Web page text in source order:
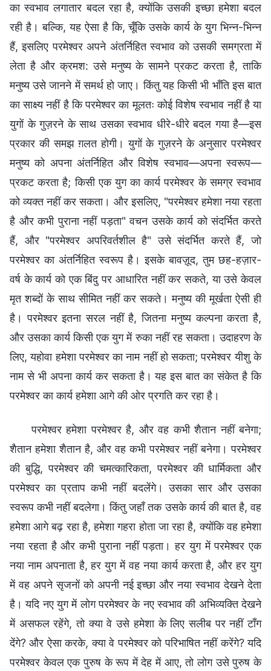
का स्वभाव लगातार बदल रहा है, क्योंकि उसकी इच्छा हमेशा बदल
रही है। बल्कि, यह ऐसा है कि, चूँकि उसके कार्य के युग भिन्न-भिन्न
हैं, इसलिए परमेश्वर अपने अंतर्निहित स्वभाव को उसकी समग्रता में
लेता है और क्रमश: उसे मनुष्य के सामने प्रकट करता है, ताकि
मनुष्य उसे जानने में समर्थ हो जाए। किंतु यह किसी भी भाँति इस बात
का साक्ष्य नहीं है कि परमेश्वर का मूलतः कोई विशेष स्वभाव नहीं है या
युगों के गुज़रने के साथ उसका स्वभाव धीरे-धीरे बदल गया है—इस
प्रकार की समझ ग़लत होगी। युगों के गुज़रने के अनुसार परमेश्वर
मनुष्य को अपना अंतर्निहित और विशेष स्वभाव—अपना स्वरूप—
प्रकट करता है; किसी एक युग का कार्य परमेश्वर के समग्र स्वभाव
को व्यक्त नहीं कर सकता। और इसलिए, "परमेश्वर हमेशा नया रहता
है और कभी पुराना नहीं पड़ता" वचन उसके कार्य को संदर्भित करते
हैं, और "परमेश्वर अपरिवर्तशील है" उसे संदर्भित करते हैं, जो
परमेश्वर का अंतर्निहित स्वरूप है। इसके बावज़ूद, तुम छह-हज़ार-
वर्ष के कार्य को एक बिंदु पर आधारित नहीं कर सकते, या उसे केवल
मृत शब्दों के साथ सीमित नहीं कर सकते। मनुष्य की मूर्खता ऐसी ही
है। परमेश्वर इतना सरल नहीं है, जितना मनुष्य कल्पना करता है,
और उसका कार्य किसी एक युग में रुका नहीं रह सकता। उदाहरण के
लिए, यहोवा हमेशा परमेश्वर का नाम नहीं हो सकता; परमेश्वर यीशु के
नाम से भी अपना कार्य कर सकता है। यह इस बात का संकेत है कि
परमेश्वर का कार्य हमेशा आगे की ओर प्रगति कर रहा है।
परमेश्वर हमेशा परमेश्वर है, और वह कभी शैतान नहीं बनेगा;
शैतान हमेशा शैतान है, और वह कभी परमेश्वर नहीं बनेगा। परमेश्वर
की बुद्धि, परमेश्वर की चमत्कारिकता, परमेश्वर की धार्मिकता और
परमेश्वर का प्रताप कभी नहीं बदलेंगे। उसका सार और उसका
स्वरूप कभी नहीं बदलेगा। किंतु जहाँ तक उसके कार्य की बात है, वह
हमेशा आगे बढ़ रहा है, हमेशा गहरा होता जा रहा है, क्योंकि वह हमेशा
नया रहता है और कभी पुराना नहीं पड़ता। हर युग में परमेश्वर एक
नया नाम अपनाता है, हर युग में वह नया कार्य करता है, और हर युग
में वह अपने सृजनों को अपनी नई इच्छा और नया स्वभाव देखने देता
है। यदि नए युग में लोग परमेश्वर के नए स्वभाव की अभिव्यक्ति देखने
में असफल रहेंगे, तो क्या वे उसे हमेशा के लिए सलीब पर नहीं टाँग
देंगे? और ऐसा करके, क्या वे परमेश्वर को परिभाषित नहीं करेंगे? यदि
परमेश्वर केवल एक पुरुष के रूप में देह में आए, तो लोग उसे पुरुष के